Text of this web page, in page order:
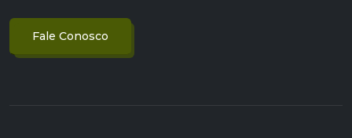
Fale Conosco